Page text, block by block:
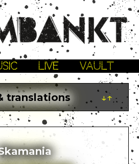
LIVE VAULT
translations ↓↑